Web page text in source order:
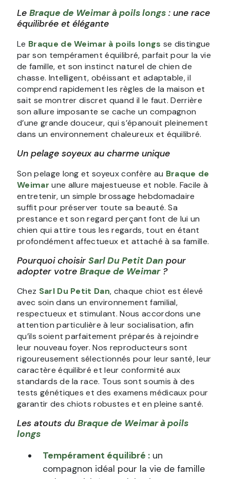
Le Braque de Weimar à poils longs : une race
équilibrée et élégante
Le Braque de Weimar à poils longs se distingue
par son tempérament équilibré, parfait pour la vie
de famille, et son instinct naturel de chien de
chasse. Intelligent, obéissant et adaptable, il
comprend rapidement les règles de la maison et
sait se montrer discret quand il le faut. Derrière
son allure imposante se cache un compagnon
d’une grande douceur, qui s’épanouit pleinement
dans un environnement chaleureux et équilibré.
Un pelage soyeux au charme unique
Son pelage long et soyeux confère au Braque de
Weimar une allure majestueuse et noble. Facile à
entretenir, un simple brossage hebdomadaire
suffit pour préserver toute sa beauté. Sa
prestance et son regard perçant font de lui un
chien qui attire tous les regards, tout en étant
profondément affectueux et attaché à sa famille.
Pourquoi choisir Sarl Du Petit Dan pour
adopter votre Braque de Weimar?
Chez Sarl Du Petit Dan, chaque chiot est élevé
avec soin dans un environnement familial,
respectueux et stimulant. Nous accordons une
attention particulière à leur socialisation, afin
qu’ils soient parfaitement préparés à rejoindre
leur nouveau foyer. Nos reproducteurs sont
rigoureusement sélectionnés pour leur santé, leur
caractère équilibré et leur conformité aux
standards de la race. Tous sont soumis à des
tests génétiques et des examens médicaux pour
garantir des chiots robustes et en pleine santé.
Les atouts du Braque de Weimar à poils
longs
Tempérament équilibré : un
compagnon idéal pour la vie de famille